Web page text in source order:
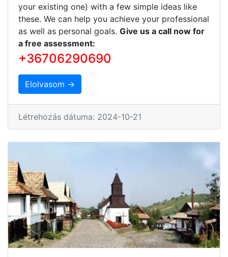
your existing one) with a few simple ideas like
these. We can help you achieve your professional
as well as personal goals. Give us a call now for
a free assessment:
+36706290690
Elolvasom →
Létrehozás dátuma: 2024-10-21